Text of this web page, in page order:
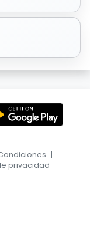
|
privacidad